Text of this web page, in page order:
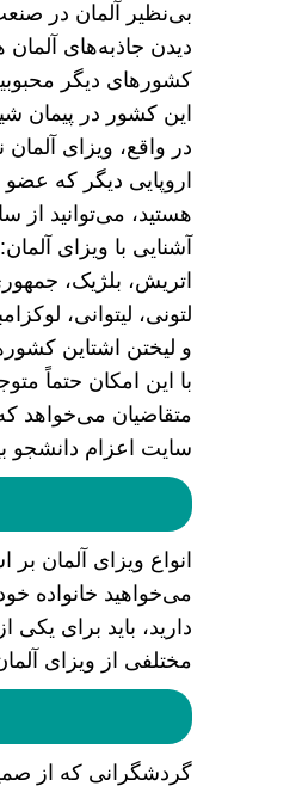
بی‌نظیر آلمان در
دیدن جاذبه‌های آلمان
کشور‌های دیگر
این کشور در پیمان
اروپایی دیگر که
هستید، می‌توانید از
آشنایی با ویزای آلمان:
اتریش، بلژیک،
لتونی، لیتوانی،
و لیختن اشتاین
با این امکان حتماً
متقاضیان می‌خواهد
سایت اعزام دانشجو
انواع ویزای آلمان
می‌خواهید خانواده
دارید، باید برای یکی
مختلفی از ویزای
گردشگرانی که از